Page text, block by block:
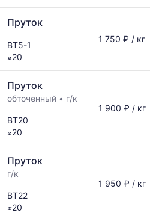
Пруток
ВТ5-1
⌀20
1 750 ₽ / кг
Пруток
обточенный • г/к
ВТ20
⌀20
1 900 ₽ / кг
Пруток
г/к
ВТ22
⌀20
1 950 ₽ / кг